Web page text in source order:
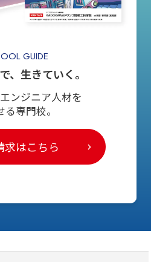
GUIDE
、生きていく。
ンジニア人材を
る専門校。
求はこちら